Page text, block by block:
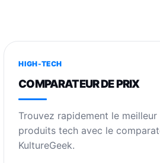
HIGH-TECH
COMPARATEUR DE PRIX
Trouvez rapidement le
produits tech avec le
KultureGeek.